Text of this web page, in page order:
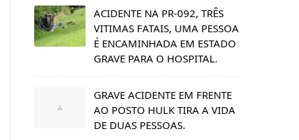
ACIDENTE NA PR-092, TRÊS
VITIMAS FATAIS, UMA PESSOA
É ENCAMINHADA EM ESTADO
GRAVE PARA O HOSPITAL.
GRAVE ACIDENTE EM FRENTE
AO POSTO HULK TIRA A VIDA
DE DUAS PESSOAS.